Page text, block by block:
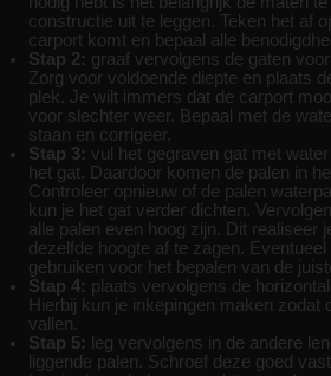
constructie uit te leggen. Teken het af
carport komt en bepaal alle
Stap 2: graaf vervolgens de gaten
Zorg voor voldoende diepte en plaats
plek. Je wilt immers dat de carport
voor slechter weer. Bepaal met de
staan en corrigeer.
Stap 3: vul het gegraven gat met
het gat. Daardoor komen de palen in
Controleer opnieuw of de palen
kun je het gat verder dichten.
alle palen even hoog zijn. Dit realiseer
dezelfde hoogte af te zagen.
gebruiken voor het bepalen van de
Stap 4: plaats vervolgens de
Hierbij kun je inkepingen maken zodat
vallen.
Stap 5:
leg vervolgens in de andere
liggende palen. Schroef deze goed